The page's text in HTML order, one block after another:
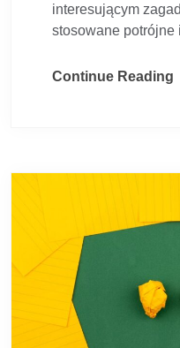
interesującym
stosowane potrójne
Continue Reading